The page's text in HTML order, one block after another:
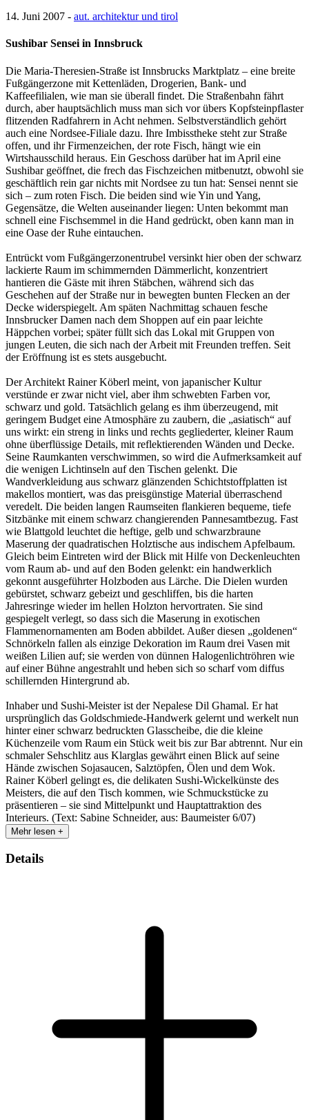
14. Juni 2007 - aut. architektur und tirol
Sushibar Sensei in Innsbruck
Die Maria-Theresien-Straße ist Innsbrucks Marktplatz – eine breite
Fußgängerzone mit Kettenläden, Drogerien, Bank- und
Kaffeefilialen, wie man sie überall findet. Die Straßenbahn fährt
durch, aber hauptsächlich muss man sich vor übers Kopfsteinpflaster
flitzenden Radfahrern in Acht nehmen. Selbstverständlich gehört
auch eine Nordsee-Filiale dazu. Ihre Imbisstheke steht zur Straße
offen, und ihr Firmenzeichen, der rote Fisch, hängt wie ein
Wirtshausschild heraus. Ein Geschoss darüber hat im April eine
Sushibar geöffnet, die frech das Fischzeichen mitbenutzt, obwohl sie
geschäftlich rein gar nichts mit Nordsee zu tun hat: Sensei nennt sie
sich – zum roten Fisch. Die beiden sind wie Yin und Yang,
Gegensätze, die Welten auseinander liegen: Unten bekommt man
schnell eine Fischsemmel in die Hand gedrückt, oben kann man in
eine Oase der Ruhe eintauchen.
Entrückt vom Fußgängerzonentrubel versinkt hier oben der schwarz
lackierte Raum im schimmernden Dämmerlicht, konzentriert
hantieren die Gäste mit ihren Stäbchen, während sich das
Geschehen auf der Straße nur in bewegten bunten Flecken an der
Decke widerspiegelt. Am späten Nachmittag schauen fesche
Innsbrucker Damen nach dem Shoppen auf ein paar leichte
Häppchen vorbei; später füllt sich das Lokal mit Gruppen von
jungen Leuten, die sich nach der Arbeit mit Freunden treffen. Seit
der Eröffnung ist es stets ausgebucht.
Der Architekt Rainer Köberl meint, von japanischer Kultur
verstünde er zwar nicht viel, aber ihm schwebten Farben vor,
schwarz und gold. Tatsächlich gelang es ihm überzeugend, mit
geringem Budget eine Atmosphäre zu zaubern, die „asiatisch“ auf
uns wirkt: ein streng in links und rechts gegliederter, kleiner Raum
ohne überflüssige Details, mit reflektierenden Wänden und Decke.
Seine Raumkanten verschwimmen, so wird die Aufmerksamkeit auf
die wenigen Lichtinseln auf den Tischen gelenkt. Die
Wandverkleidung aus schwarz glänzenden Schichtstoffplatten ist
makellos montiert, was das preisgünstige Material überraschend
veredelt. Die beiden langen Raumseiten flankieren bequeme, tiefe
Sitzbänke mit einem schwarz changierenden Pannesamtbezug. Fast
wie Blattgold leuchtet die heftige, gelb und schwarzbraune
Maserung der quadratischen Holztische aus indischem Apfelbaum.
Gleich beim Eintreten wird der Blick mit Hilfe von Deckenleuchten
vom Raum ab- und auf den Boden gelenkt: ein handwerklich
gekonnt ausgeführter Holzboden aus Lärche. Die Dielen wurden
gebürstet, schwarz gebeizt und geschliffen, bis die harten
Jahresringe wieder im hellen Holzton hervortraten. Sie sind
gespiegelt verlegt, so dass sich die Maserung in exotischen
Flammenornamenten am Boden abbildet. Außer diesen „goldenen“
Schnörkeln fallen als einzige Dekoration im Raum drei Vasen mit
weißen Lilien auf; sie werden von dünnen Halogenlichtröhren wie
auf einer Bühne angestrahlt und heben sich so scharf vom diffus
schillernden Hintergrund ab.
Inhaber und Sushi-Meister ist der Nepalese Dil Ghamal. Er hat
ursprünglich das Goldschmiede-Handwerk gelernt und werkelt nun
hinter einer schwarz bedruckten Glasscheibe, die die kleine
Küchenzeile vom Raum ein Stück weit bis zur Bar abtrennt. Nur ein
schmaler Sehschlitz aus Klarglas gewährt einen Blick auf seine
Hände zwischen Sojasaucen, Salztöpfen, Ölen und dem Wok.
Rainer Köberl gelingt es, die delikaten Sushi-Wickelkünste des
Meisters, die auf den Tisch kommen, wie Schmuckstücke zu
präsentieren – sie sind Mittelpunkt und Hauptattraktion des
Interieurs. (Text: Sabine Schneider, aus: Baumeister 6/07)
Mehr lesen +
Details